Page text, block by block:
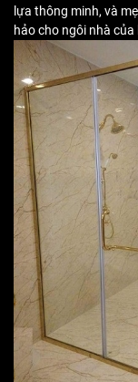
lựa thông minh, và
hảo cho ngôi nhà của